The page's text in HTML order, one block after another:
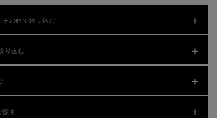
その他で絞り込む
り込む
探す